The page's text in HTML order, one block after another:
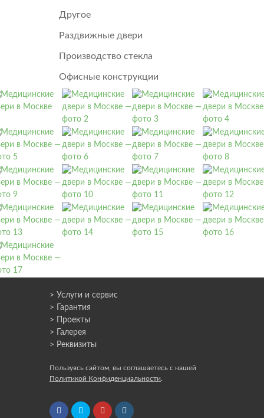
Другое
Раздвижные двери
Производство стекла
Офисные конструкции
> Услуги и сервис
> Гарантия
> Проекты
> Галерея
> Реквизиты
Пользуясь сайтом, вы соглашаетесь с нашей
Политикой Конфиденциальности